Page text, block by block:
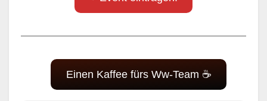
Einen Kaffee fürs Ww-Team ☕